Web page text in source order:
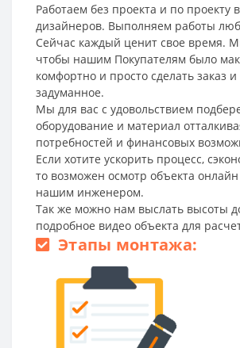
Работаем без проекта и по проекту
дизайнеров. Выполняем работы
Сейчас каждый ценит свое время.
чтобы нашим Покупателям было
комфортно и просто сделать заказ
задуманное.
Мы для вас с удовольствием
оборудование и материал
потребностей и финансовых
Если хотите ускорить процесс,
то возможен осмотр объекта онлайн
нашим инженером.
Так же можно нам выслать высоты
подробное видео объекта для
Этапы монтажа: